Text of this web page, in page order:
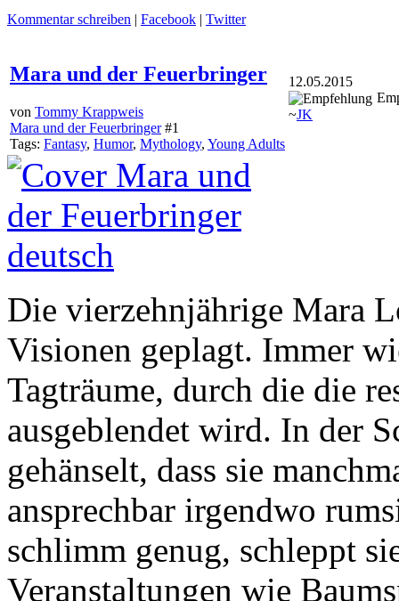
Kommentar schreiben | Facebook | Twitter
Mara und der Feuerbringer
von Tommy Krappweis
Mara und der Feuerbringer#1
Tags: Fantasy, Humor, Mythology, Young Adults
12.05.2015
~JK
Die vierzehnjährige Mara
Visionen geplagt. Immer
Tagträume, durch die die
ausgeblendet wird. In der
gehänselt, dass sie
ansprechbar irgendwo
schlimm genug, schleppt
Veranstaltungen wie